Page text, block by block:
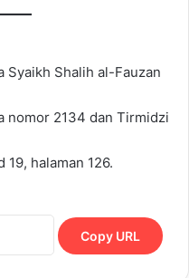
Syaikh Shalih al-Fauzan
nomor 2134 dan Tirmidzi
19, halaman 126.
Copy URL